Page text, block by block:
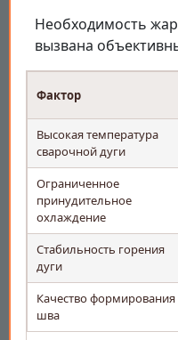
Необходимость
вызвана
Фактор
Высокая температура
сварочной дуги
Ограниченное
принудительное
охлаждение
Стабильность горения
дуги
Качество формирования
шва